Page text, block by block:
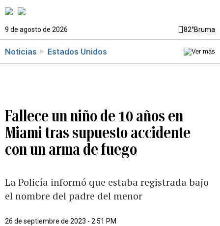
9 de agosto de 2026 82°Bruma
Noticias Estados Unidos
Fallece un niño de 10 años en
Miami tras supuesto accidente
con un arma de fuego
La Policía informó que estaba registrada bajo
el nombre del padre del menor
26 de septiembre de 2023 - 2:51 PM